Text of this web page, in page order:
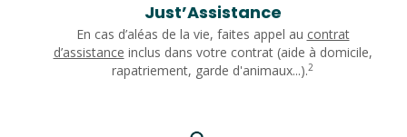
Just’Assistance
En cas d’aléas de la vie, faites appel au contrat
d’assistance inclus dans votre contrat (aide à domicile,
rapatriement, garde d'animaux...).2